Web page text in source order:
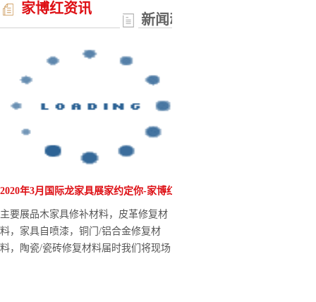
家博红资讯
新闻动态
2020年3月国际龙家具展家约定你-家博红
主要展品木家具修补材料，皮革修复材
料，家具自喷漆，铜门/铝合金修复材
料，陶瓷/瓷砖修复材料届时我们将现场